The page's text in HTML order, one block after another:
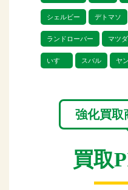
そんな人気メーカ
ジでは高価買取を
未開封の京商のミ
京商を高く売るな
シェルビー デトマソ
ランドローバー マツダ
いすゞ スバル ヤ
強化買取
買取